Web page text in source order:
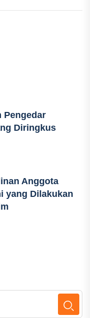
Pengedar
Diringkus
Anggota
yang Dilakukan